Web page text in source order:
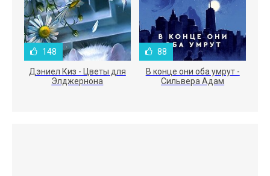
148
Дэниел Киз - Цветы для
Элджернона
88
В конце они оба умрут -
Сильвера Адам